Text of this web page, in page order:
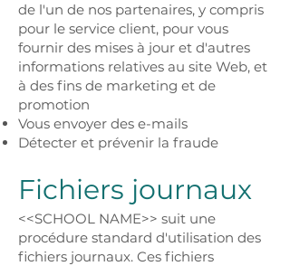
de l'un de nos partenaires, y compris
pour le service client, pour vous
fournir des mises à jour et d'autres
informations relatives au site Web, et
à des fins de marketing et de
promotion
Vous envoyer des e-mails
Détecter et prévenir la fraude
Fichiers journaux
<<SCHOOL NAME>> suit une
procédure standard d'utilisation des
fichiers journaux. Ces fichiers